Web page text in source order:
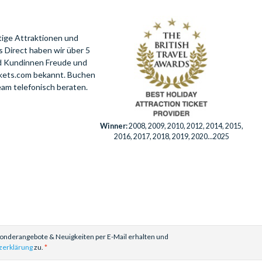
Christmas Spectacular Starring the Radio
City Rockettes®
(1)
Wild Wadi Waterpark™(1)
Yas Waterworld
(1)
Attraktionen und
Direct haben wir über 5
Freude und
bekannt. Buchen
telefonisch beraten.
Winner:2008, 2009, 2010, 2012, 2014, 2015,
2016, 2017, 2018, 2019, 2020...2025
& Neuigkeiten per E-Mail erhalten und
zu.